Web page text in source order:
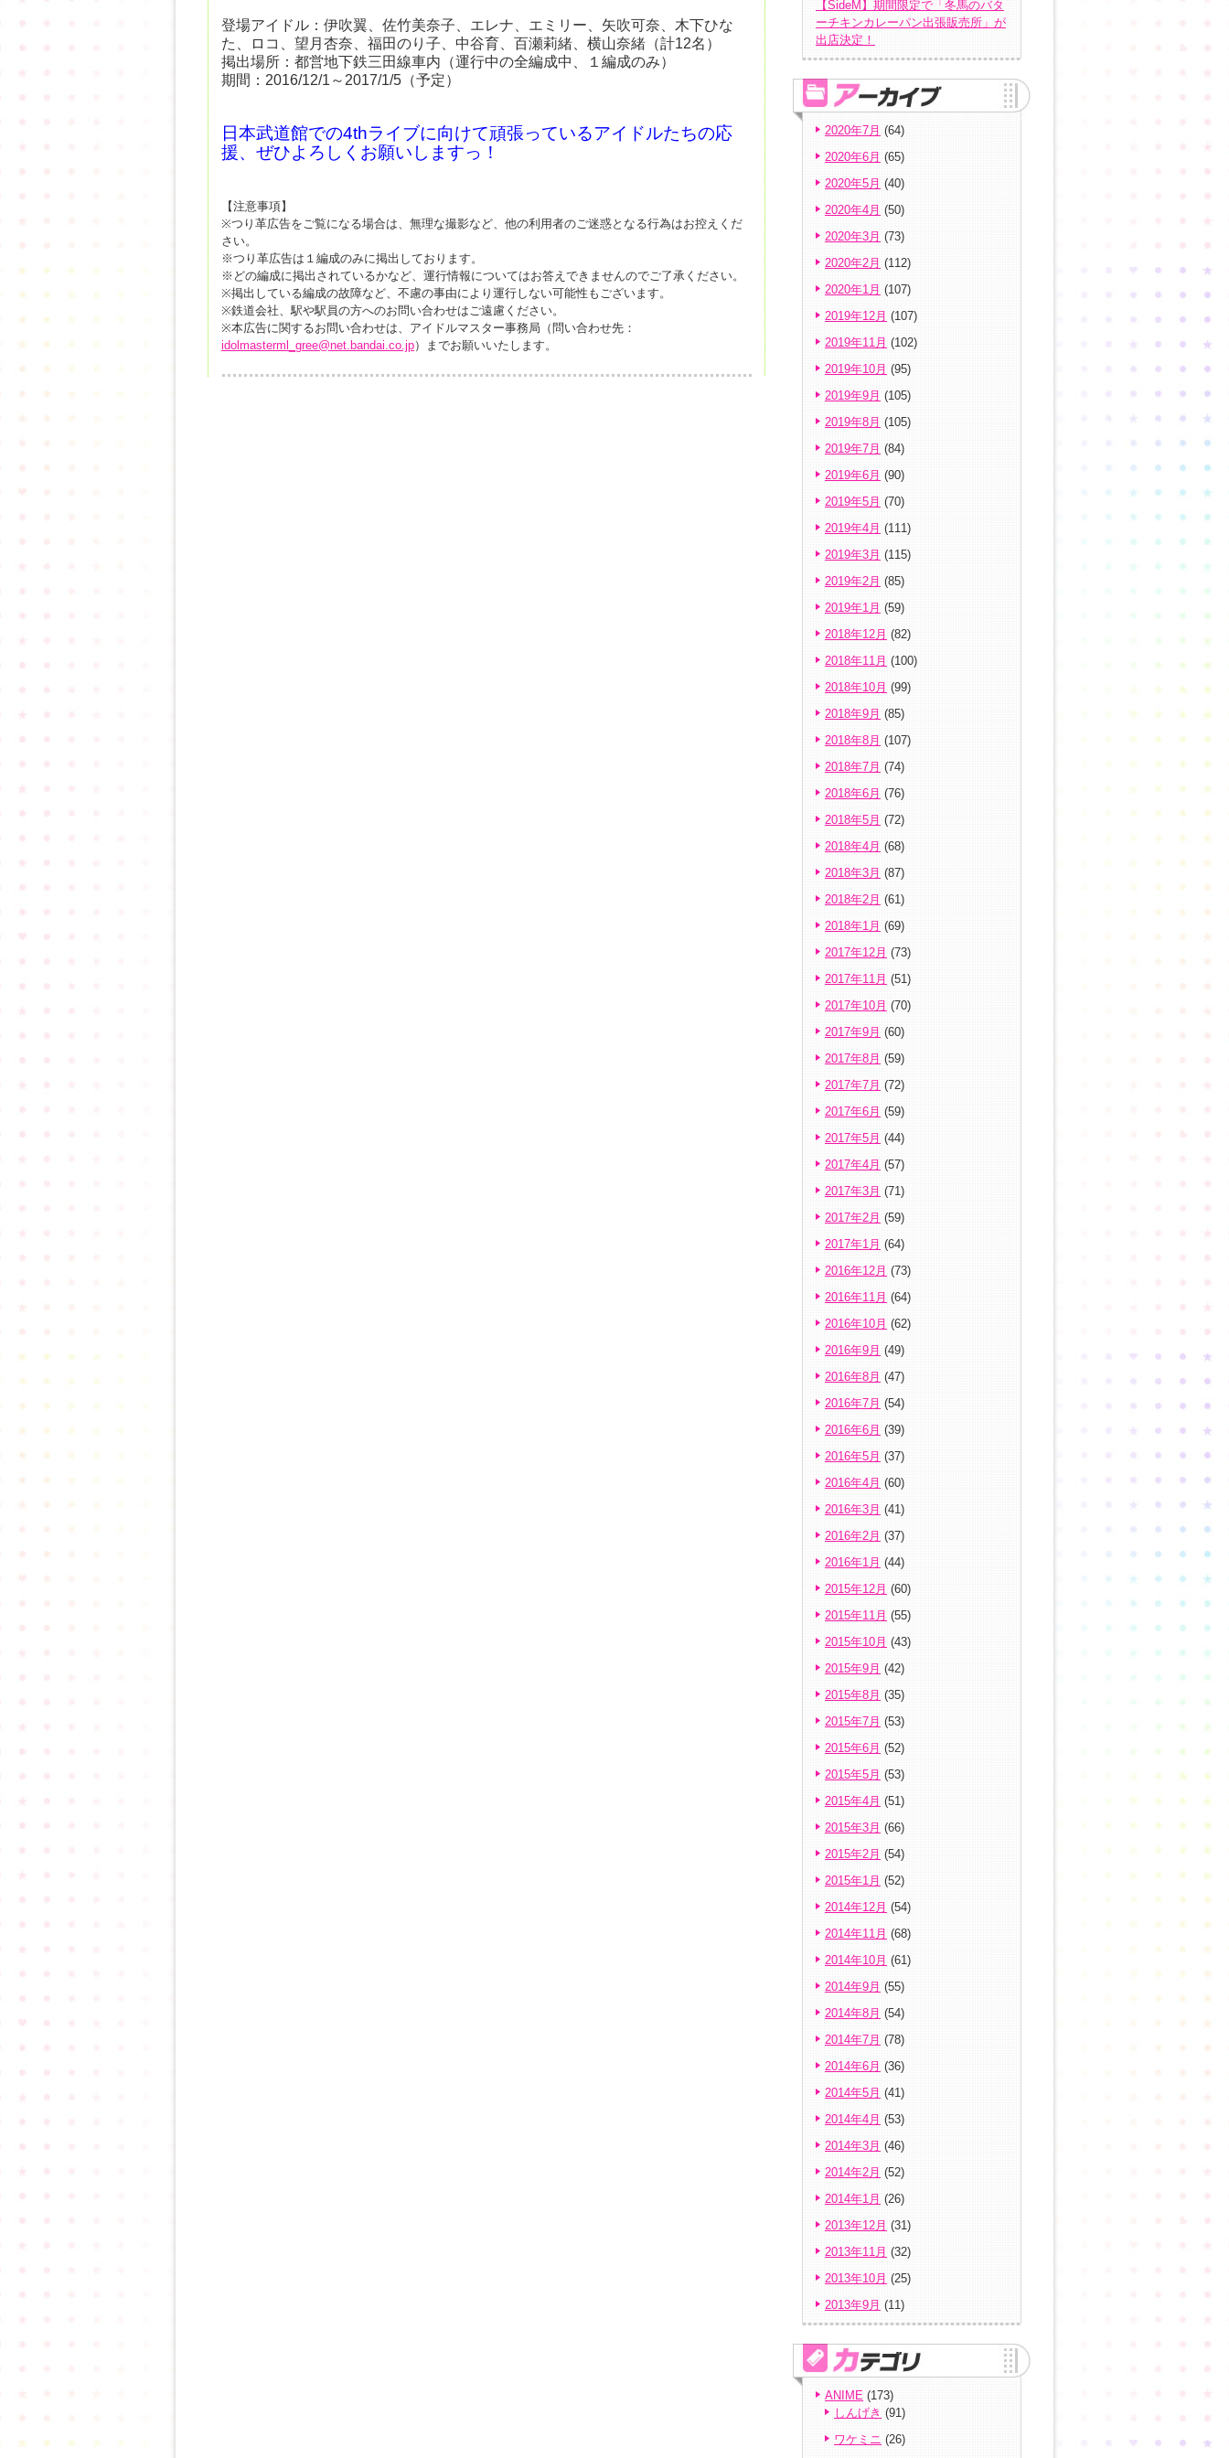
登場アイドル：伊吹翼、佐竹美奈子、エレナ、エミリー、矢吹可奈、木下ひな
た、ロコ、望月杏奈、福田のり子、中谷育、百瀬莉緒、横山奈緒（計12名）
掲出場所：都営地下鉄三田線車内（運行中の全編成中、１編成のみ）
期間：2016/12/1～2017/1/5（予定）
日本武道館での4thライブに向けて頑張っているアイドルたちの応
援、ぜひよろしくお願いしますっ！
【注意事項】
※つり革広告をご覧になる場合は、無理な撮影など、他の利用者のご迷惑となる行為はお控えくだ
さい。
※つり革広告は１編成のみに掲出しております。
※どの編成に掲出されているかなど、運行情報についてはお答えできませんのでご了承ください。
※掲出している編成の故障など、不慮の事由により運行しない可能性もございます。
※鉄道会社、駅や駅員の方へのお問い合わせはご遠慮ください。
※本広告に関するお問い合わせは、アイドルマスター事務局（問い合わせ先：
idolmasterml_gree@net.bandai.co.jp）までお願いいたします。
【SideM】期間限定で「冬馬のバタ
ーチキンカレーパン出張販売所」が
出店決定！
2020年7月 (64)
2020年6月 (65)
2020年5月 (40)
2020年4月 (50)
2020年3月 (73)
2020年2月 (112)
2020年1月 (107)
2019年12月 (107)
2019年11月 (102)
2019年10月 (95)
2019年9月 (105)
2019年8月 (105)
2019年7月 (84)
2019年6月 (90)
2019年5月 (70)
2019年4月 (111)
2019年3月 (115)
2019年2月 (85)
2019年1月 (59)
2018年12月 (82)
2018年11月 (100)
2018年10月 (99)
2018年9月 (85)
2018年8月 (107)
2018年7月 (74)
2018年6月 (76)
2018年5月 (72)
2018年4月 (68)
2018年3月 (87)
2018年2月 (61)
2018年1月 (69)
2017年12月 (73)
2017年11月 (51)
2017年10月 (70)
2017年9月 (60)
2017年8月 (59)
2017年7月 (72)
2017年6月 (59)
2017年5月 (44)
2017年4月 (57)
2017年3月 (71)
2017年2月 (59)
2017年1月 (64)
2016年12月 (73)
2016年11月 (64)
2016年10月 (62)
2016年9月 (49)
2016年8月 (47)
2016年7月 (54)
2016年6月 (39)
2016年5月 (37)
2016年4月 (60)
2016年3月 (41)
2016年2月 (37)
2016年1月 (44)
2015年12月 (60)
2015年11月 (55)
2015年10月 (43)
2015年9月 (42)
2015年8月 (35)
2015年7月 (53)
2015年6月 (52)
2015年5月 (53)
2015年4月 (51)
2015年3月 (66)
2015年2月 (54)
2015年1月 (52)
2014年12月 (54)
2014年11月 (68)
2014年10月 (61)
2014年9月 (55)
2014年8月 (54)
2014年7月 (78)
2014年6月 (36)
2014年5月 (41)
2014年4月 (53)
2014年3月 (46)
2014年2月 (52)
2014年1月 (26)
2013年12月 (31)
2013年11月 (32)
2013年10月 (25)
2013年9月 (11)
ANIME (173)
しんげき (91)
ワケミニ (26)